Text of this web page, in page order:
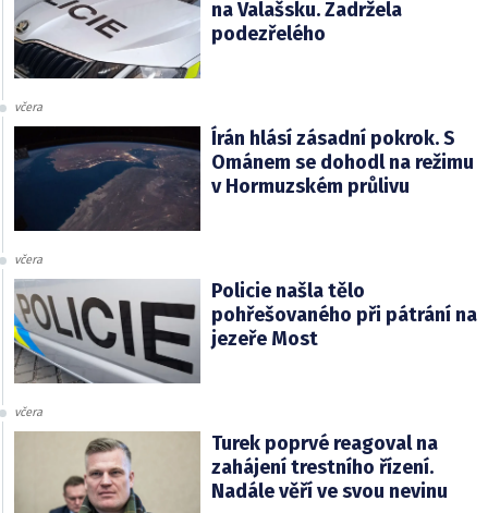
na Valašsku. Zadržela
podezřelého
včera
Írán hlásí zásadní pokrok. S
Ománem se dohodl na režimu
v Hormuzském průlivu
včera
Policie našla tělo
pohřešovaného při pátrání na
jezeře Most
včera
Turek poprvé reagoval na
zahájení trestního řízení.
Nadále věří ve svou nevinu